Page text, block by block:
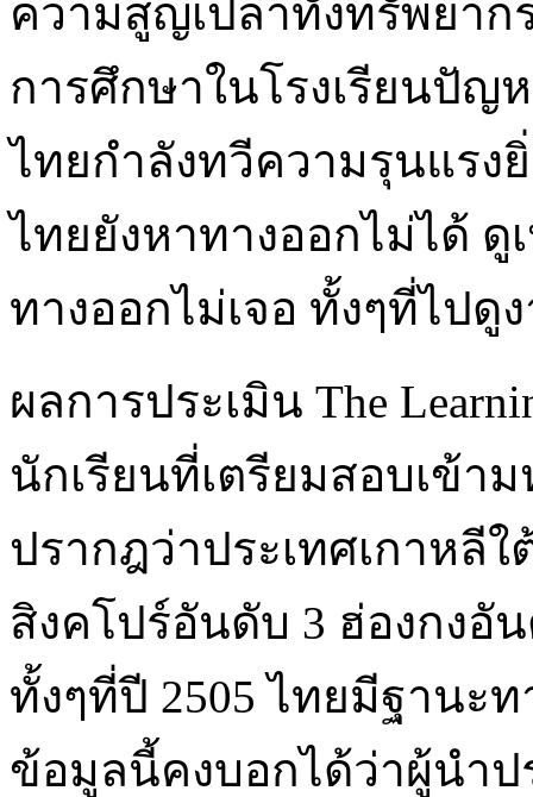
ความสูญเปล่าทั้งทรัพยาก
การศึกษาในโรงเรียนปัญ
ไทยกำลังทวีความรุนแรง
ไทยยังหาทางออกไม่ได้ ดู
ทางออกไม่เจอ ทั้งๆที่ไปดู
ผลการประเมิน The
นักเรียนที่เตรียมสอบเข้า
ปรากฎว่าประเทศเกาหลี
สิงคโปร์อันดับ 3 ฮ่องกงอั
ทั้งๆที่ปี 2505 ไทยมีฐานะ
ข้อมูลนี้คงบอกได้ว่าผู้นำป